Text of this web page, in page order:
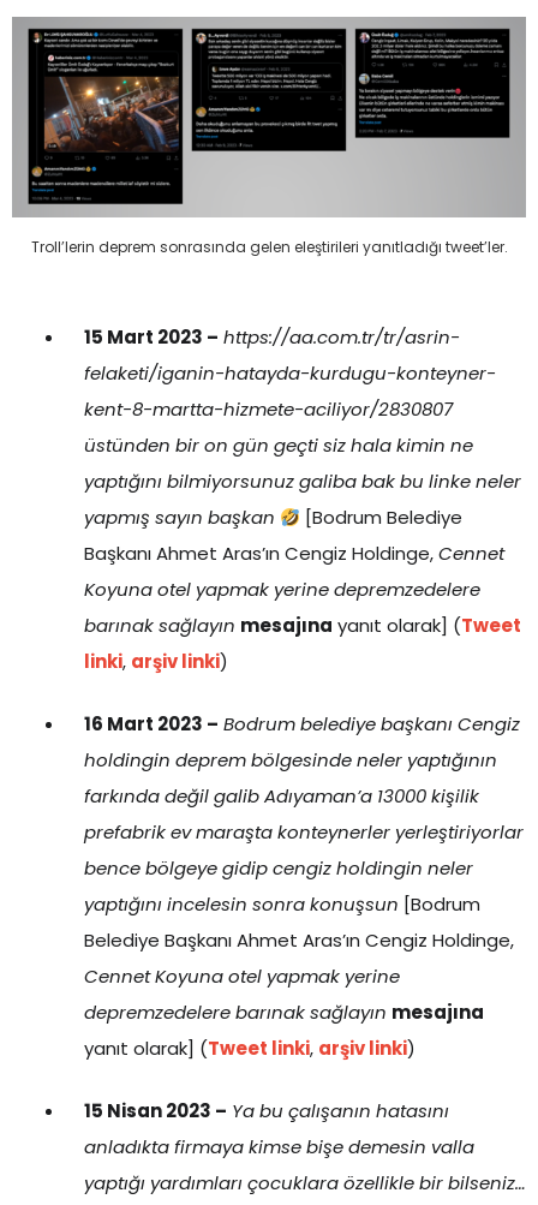
Troll’lerin deprem sonrasında gelen eleştirileri yanıtladığı tweet’ler.
15 Mart 2023 – https://aa.com.tr/tr/asrin-
felaketi/iganin-hatayda-kurdugu-konteyner-
kent-8-martta-hizmete-aciliyor/2830807
üstünden bir on gün geçti siz hala kimin ne
yaptığını bilmiyorsunuz galiba bak bu linke neler
yapmış sayın başkan
[Bodrum Belediye
Başkanı Ahmet Aras’ın Cengiz Holdinge,Cennet
Koyuna otel yapmak yerine depremzedelere
barınak sağlayın mesajına yanıt olarak] (Tweet
linki, arşiv linki)
16 Mart 2023 – Bodrum belediye başkanı Cengiz
holdingin deprem bölgesinde neler yaptığının
farkında değil galib Adıyaman’a 13000 kişilik
prefabrik ev maraşta konteynerler yerleştiriyorlar
bence bölgeye gidip cengiz holdingin neler
yaptığını incelesin sonra konuşsun [Bodrum
Belediye Başkanı Ahmet Aras’ın Cengiz Holdinge,
Cennet Koyuna otel yapmak yerine
depremzedelere barınak sağlayın mesajına
yanıt olarak] (Tweet linki, arşiv linki)
15 Nisan 2023 – Ya bu çalışanın hatasını
anladıkta firmaya kimse bişe demesin valla
yaptığı yardımları çocuklara özellikle bir bilseniz…